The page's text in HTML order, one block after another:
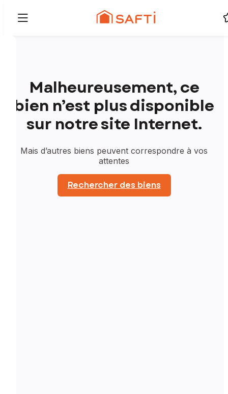
Malheureusement, ce
bien n’est plus disponible
sur notre site Internet.
Mais d’autres biens peuvent correspondre à vos
attentes
Rechercher des biens